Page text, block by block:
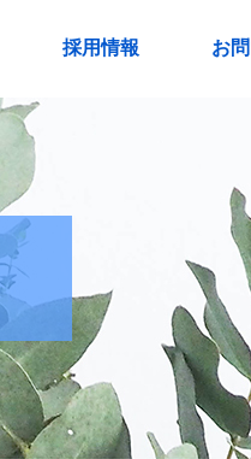
採用情報 お